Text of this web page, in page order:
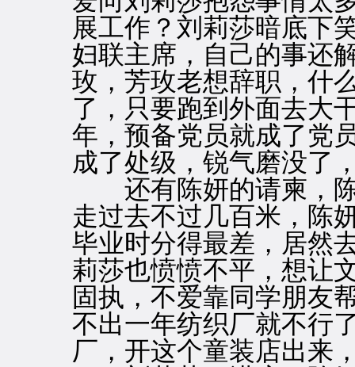
展工作？刘莉莎暗底下
妇联主席，自己的事还
玫，芳玫老想辞职，什
了，只要跑到外面去大
年，预备党员就成了党
成了处级，锐气磨没了
还有陈妍的请柬，陈
走过去不过几百米，陈
毕业时分得最差，居然
莉莎也愤愤不平，想让
固执，不爱靠同学朋友
不出一年纺织厂就不行
厂，开这个童装店出来